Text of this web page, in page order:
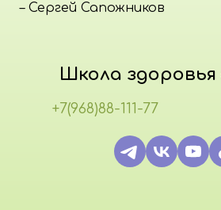
– Сергей Сапожников
Школа здоровья
+7(968)88-111-77